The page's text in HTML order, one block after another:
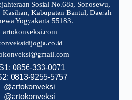
Sosial No.68a, Sonosewu,
Kabupaten Bantul, Daerah
Yogyakarta 55183.
artokonveksi.com
0856-333-0071
0813-9255-5757
@artokonveksi
@artokonveksi